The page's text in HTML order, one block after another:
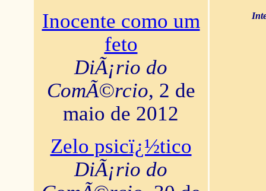
Inocente como um
feto
DiÃ¡rio do
ComÃ©rcio, 2 de
maio de 2012
Zelo psicï¿½tico
DiÃ¡rio do